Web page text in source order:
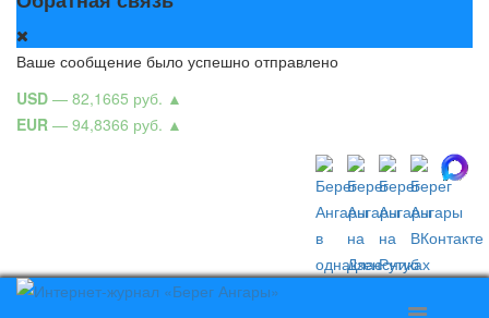
Ваше сообщение было успешно отправлено
USD — 82,1665 руб. ▲
EUR — 94,8366 руб. ▲